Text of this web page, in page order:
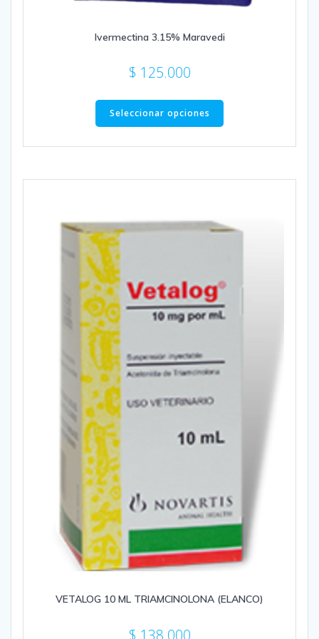
Ivermectina 3.15% Maravedi
$ 125.000
Seleccionar opciones
Este
tiene
múltiples
Las
pueden
página
de
producto
VETALOG 10 ML TRIAMCINOLONA (ELANCO)
$ 138.000